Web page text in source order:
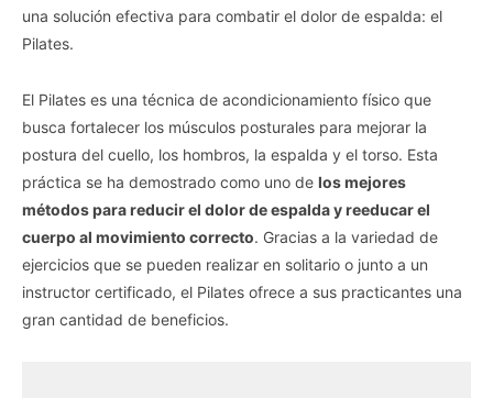
una solución efectiva para combatir el dolor de espalda: el
Pilates.
El Pilates es una técnica de acondicionamiento físico que
busca fortalecer los músculos posturales para mejorar la
postura del cuello, los hombros, la espalda y el torso. Esta
práctica se ha demostrado como uno de los mejores
métodos para reducir el dolor de espalda y reeducar el
cuerpo al movimiento correcto. Gracias a la variedad de
ejercicios que se pueden realizar en solitario o junto a un
instructor certificado, el Pilates ofrece a sus practicantes una
gran cantidad de beneficios.